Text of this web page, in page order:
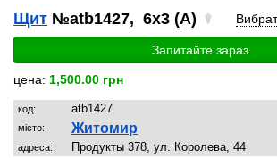
Щит №atb1427, 6x3 (A)
Запитайте зараз
цена: 1,500.00 грн
код: atb1427
місто: Житомир
адреса: Продукты 378, ул. Королева, 44